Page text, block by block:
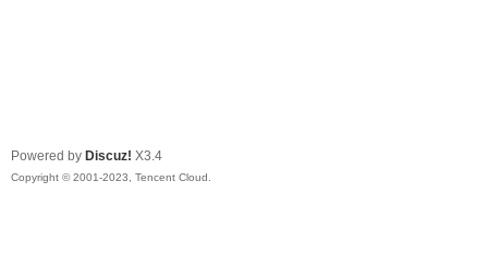
Powered by Discuz! X3.4
Copyright © 2001-2023, Tencent Cloud.